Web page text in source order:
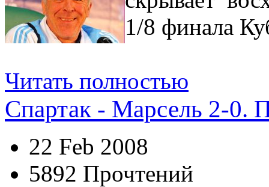
1/8 финала
Читать полностью
Спартак - Марсель 2-0.
22 Feb 2008
5892 Прочтений